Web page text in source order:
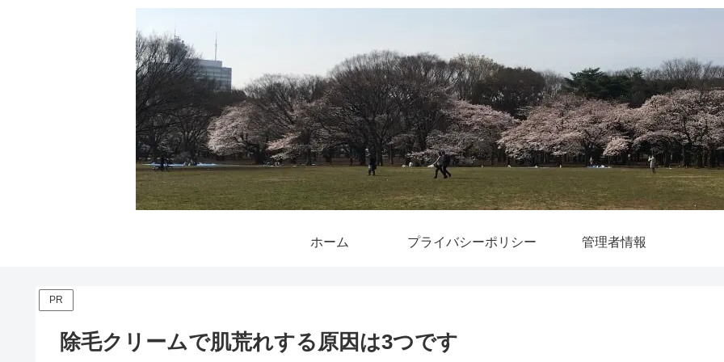
ホーム プライバシーポリシー 管理者情報
PR
除毛クリームで肌荒れする原因は3つです